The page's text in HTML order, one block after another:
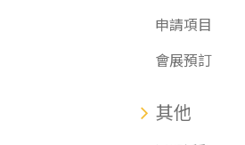
申請項目
會展預訂
其他